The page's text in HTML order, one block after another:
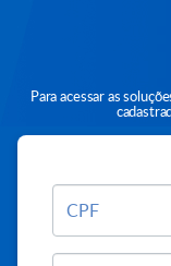
Para acessar as
CPF